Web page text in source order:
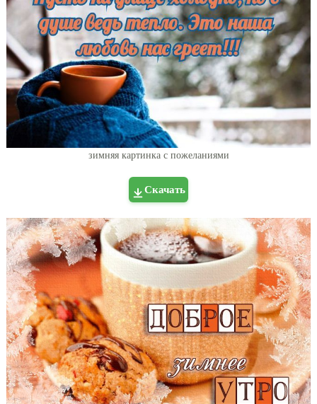
зимняя картинка с пожеланиями
Скачать